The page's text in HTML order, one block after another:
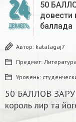
24
ДЕКАБРЬ
50
довести
баллада
Автор: katalagaj7
Предмет: Литература
Уровень:
50 БАЛЛОВ
король лир та